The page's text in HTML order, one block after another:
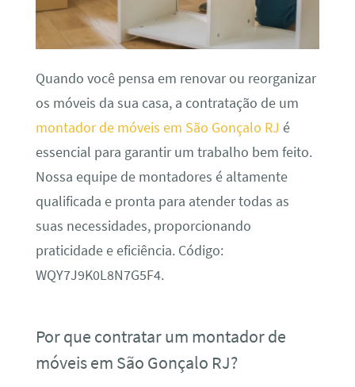
Quando você pensa em renovar ou reorganizar
os móveis da sua casa, a contratação de um
montador de móveis em São Gonçalo RJ é
essencial para garantir um trabalho bem feito.
Nossa equipe de montadores é altamente
qualificada e pronta para atender todas as
suas necessidades, proporcionando
praticidade e eficiência. Código:
WQY7J9K0L8N7G5F4.
Por que contratar um montador de
móveis em São Gonçalo RJ?